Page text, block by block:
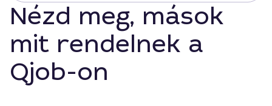
Nézd meg, mások
mit rendelnek a
Qjob-on